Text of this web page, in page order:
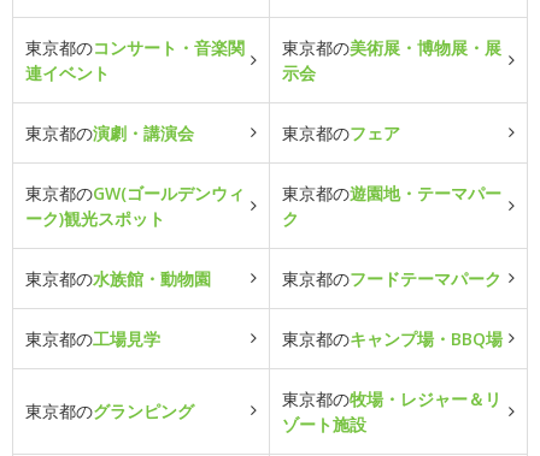
東京都のコンサート・音楽関
連イベント
東京都の美術展・博物展・展
示会
東京都の演劇・講演会 東京都のフェア
東京都のGW(ゴールデンウィ
ーク)観光スポット
東京都の遊園地・テーマパー
ク
東京都の水族館・動物園 東京都のフードテーマパーク
東京都の工場見学 東京都のキャンプ場・BBQ場
東京都のグランピング
東京都の牧場・レジャー＆リ
ゾート施設